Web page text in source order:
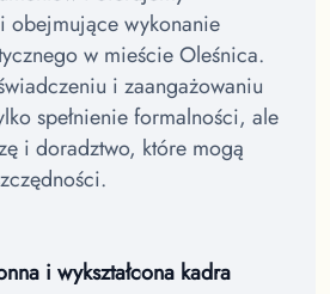
obejmujące wykonanie
w mieście Oleśnica.
i zaangażowaniu
spełnienie formalności, ale
i doradztwo, które mogą
i wykształcona kadra